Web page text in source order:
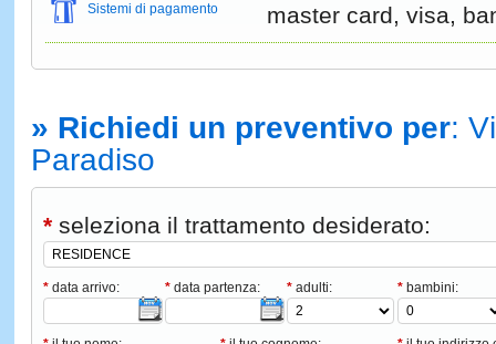
Sistemi di pagamento master card, visa,
» Richiedi un preventivo per:
Paradiso
*seleziona il trattamento desiderato:
*data arrivo: *data partenza: *adulti: *bambini: